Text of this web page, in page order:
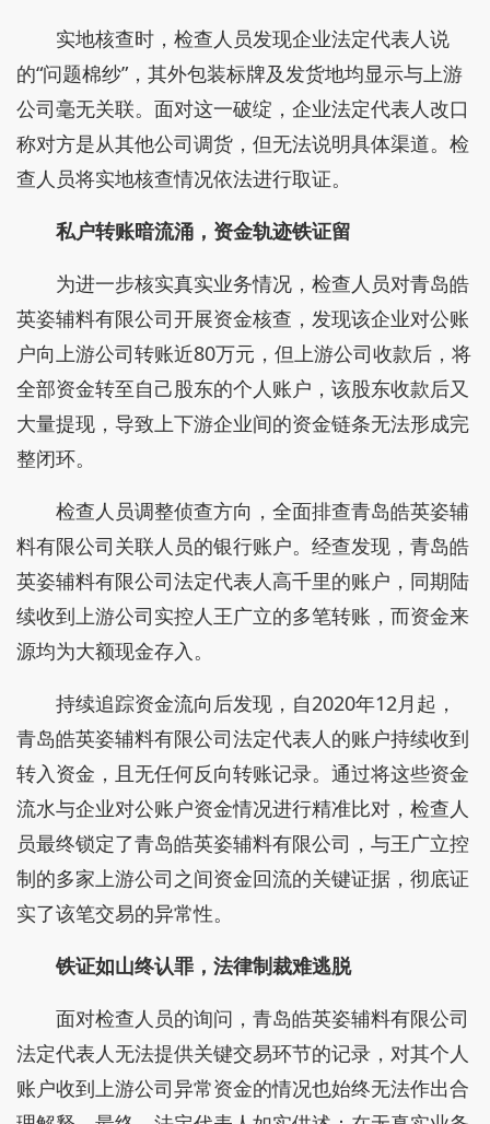
实地核查时，检查人员发现企业法定代表人说
的“问题棉纱”，其外包装标牌及发货地均显示与上游
公司毫无关联。面对这一破绽，企业法定代表人改口
称对方是从其他公司调货，但无法说明具体渠道。检
查人员将实地核查情况依法进行取证。
私户转账暗流涌，资金轨迹铁证留
为进一步核实真实业务情况，检查人员对青岛皓
英姿辅料有限公司开展资金核查，发现该企业对公账
户向上游公司转账近80万元，但上游公司收款后，将
全部资金转至自己股东的个人账户，该股东收款后又
大量提现，导致上下游企业间的资金链条无法形成完
整闭环。
检查人员调整侦查方向，全面排查青岛皓英姿辅
料有限公司关联人员的银行账户。经查发现，青岛皓
英姿辅料有限公司法定代表人高千里的账户，同期陆
续收到上游公司实控人王广立的多笔转账，而资金来
源均为大额现金存入。
持续追踪资金流向后发现，自2020年12月起，
青岛皓英姿辅料有限公司法定代表人的账户持续收到
转入资金，且无任何反向转账记录。通过将这些资金
流水与企业对公账户资金情况进行精准比对，检查人
员最终锁定了青岛皓英姿辅料有限公司，与王广立控
制的多家上游公司之间资金回流的关键证据，彻底证
实了该笔交易的异常性。
铁证如山终认罪，法律制裁难逃脱
面对检查人员的询问，青岛皓英姿辅料有限公司
法定代表人无法提供关键交易环节的记录，对其个人
账户收到上游公司异常资金的情况也始终无法作出合